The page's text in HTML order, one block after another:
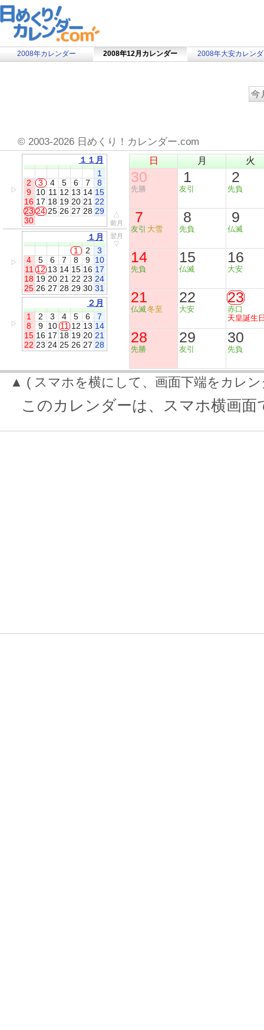
2008年カレンダー 2008年12月カレンダー 2008年大安カレン
© 2003-2026 日めくり！カレンダー.com
▷
１１月
1
2
3 4 5 6 7
8
9 10 11 12 13 14 15
16 17 18 19 20 21 22
23 24 25 26 27 28 29
30
△
前月
▷
１月
1
2
3
4
5 6 7 8 9 10
11 12 13 14 15 16 17
18 19 20 21 22 23 24
25 26 27 28 29 30 31
翌月
▽
▷
２月
1
2 3 4 5 6
7
8
9 10 11 12 13 14
15 16 17 18 19 20 21
22 23 24 25 26 27 28
日 月 火
30
先勝
1
友引
2
先負
7
友引 大雪
8
先負
9
仏滅
14
先負
15
仏滅
16
大安
21
仏滅冬至
22
大安
23
赤口
天皇誕生
28
先勝
29
友引
30
先負
▲ ( スマホを横にして、画面下端をカレ
このカレンダーは、スマホ横画面